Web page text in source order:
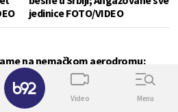
jedinice FOTO/VIDEO
na nemačkom aerodromu:
izbacio dron sa eksplozivom
Video Menu
✕